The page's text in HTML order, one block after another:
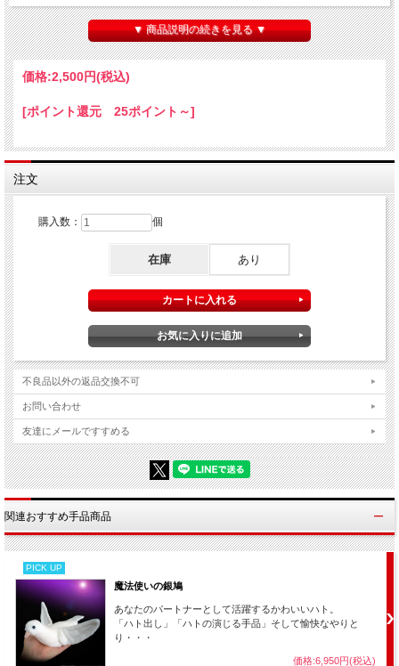
形状以外の基本機能は普通のゴム鳩と同じです。内部が空洞で小さく折り畳んで隠
し持つことができ、一瞬で復元しますのでハンカチなどから出現させたり取り出し
用のハトとして使えます。
とともに上手く使い分けてお楽しみください。
▼ 商品説明の続きを見る ▼
価格:2,500円(税込)
[ポイント還元 25ポイント～]
注文
購入数： 個
在庫 あり
不良品以外の返品交換不可
お問い合わせ
友達にメールですすめる
関連おすすめ手品商品
PICK UP
魔法使いの銀鳩
あなたのパートナーとして活躍するかわいいハト。
「ハト出し」「ハトの演じる手品」そして愉快なやりと
り・・・
価格:6,950円(税込)